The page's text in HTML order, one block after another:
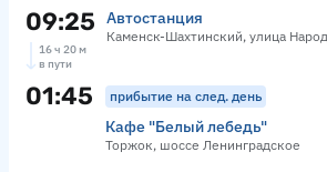
09:25 Автостанция
Каменск-Шахтинский, улица
16 ч 20 м
в пути
01:45 прибытие на след. день
Кафе "Белый лебедь"
Торжок, шоссе Ленинградское